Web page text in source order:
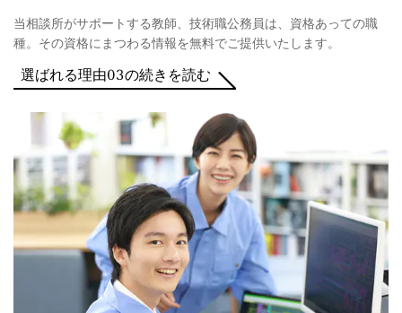
当相談所がサポートする教師、技術職公務員は、資格あっての職
種。その資格にまつわる情報を無料でご提供いたします。
選ばれる理由03の続きを読む